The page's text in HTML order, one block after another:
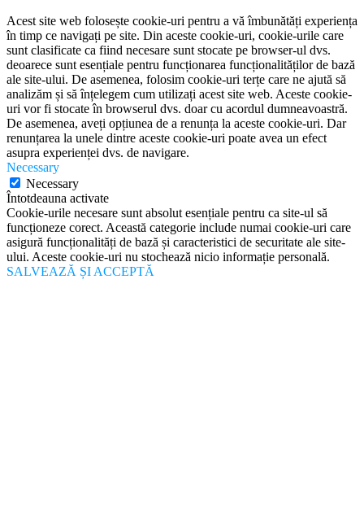
Acest site web folosește cookie-uri pentru a vă îmbunătăți experiența
în timp ce navigați pe site. Din aceste cookie-uri, cookie-urile care
sunt clasificate ca fiind necesare sunt stocate pe browser-ul dvs.
deoarece sunt esențiale pentru funcționarea funcționalităților de bază
ale site-ului. De asemenea, folosim cookie-uri terțe care ne ajută să
analizăm și să înțelegem cum utilizați acest site web. Aceste cookie-
uri vor fi stocate în browserul dvs. doar cu acordul dumneavoastră.
De asemenea, aveți opțiunea de a renunța la aceste cookie-uri. Dar
renunțarea la unele dintre aceste cookie-uri poate avea un efect
asupra experienței dvs. de navigare.
Necessary
Necessary
Întotdeauna activate
Cookie-urile necesare sunt absolut esențiale pentru ca site-ul să
funcționeze corect. Această categorie include numai cookie-uri care
asigură funcționalități de bază și caracteristici de securitate ale site-
ului. Aceste cookie-uri nu stochează nicio informație personală.
SALVEAZĂ ȘI ACCEPTĂ